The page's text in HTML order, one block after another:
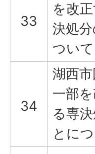
33
を改
決処
ついて
34
湖西
一部
る専
とに